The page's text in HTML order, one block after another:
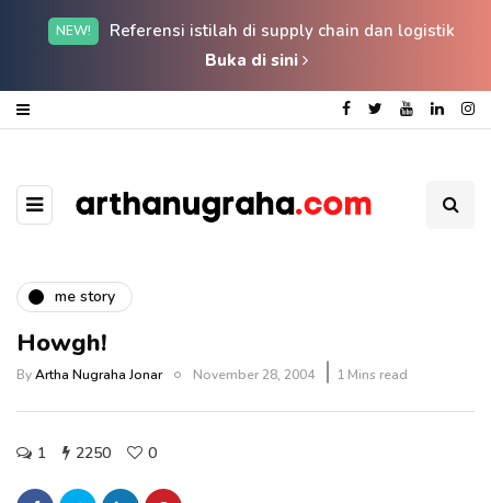
NEW!
Referensi istilah di supply chain dan logistik
Buka di sini
me story
Howgh!
ByArtha Nugraha Jonar November 28, 2004 1 Mins read
1 2250 0